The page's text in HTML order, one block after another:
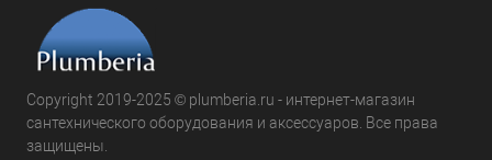
Copyright 2019-2025 © plumberia.ru - интернет-магазин
сантехнического оборудования и аксессуаров. Все права
защищены.